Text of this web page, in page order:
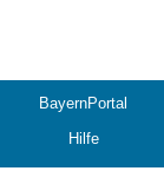
BayernPortal
Hilfe